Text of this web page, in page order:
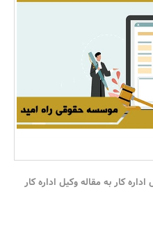
مسکن و ساختمان
کار به مقاله وکیل اداره کار